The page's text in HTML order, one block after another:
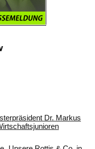
Dr. Markus